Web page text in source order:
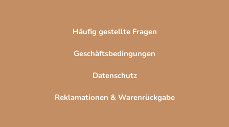
Häufig gestellte Fragen
Geschäftsbedingungen
Datenschutz
Reklamationen & Warenrückgabe